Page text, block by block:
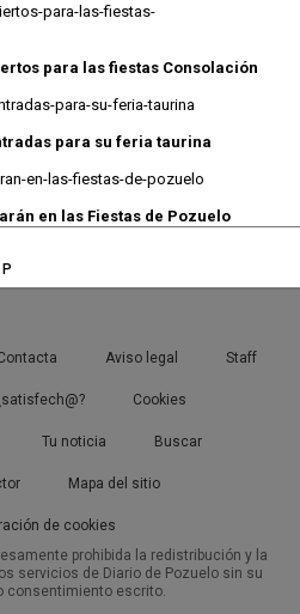
para las fiestas Consolación
para su feria taurina
en las Fiestas de Pozuelo
Aviso legal Staff
Cookies
Tu noticia Buscar
Mapa del sitio
de cookies
prohibida la redistribución y la
servicios de Diario de Pozuelo sin su
consentimiento escrito.